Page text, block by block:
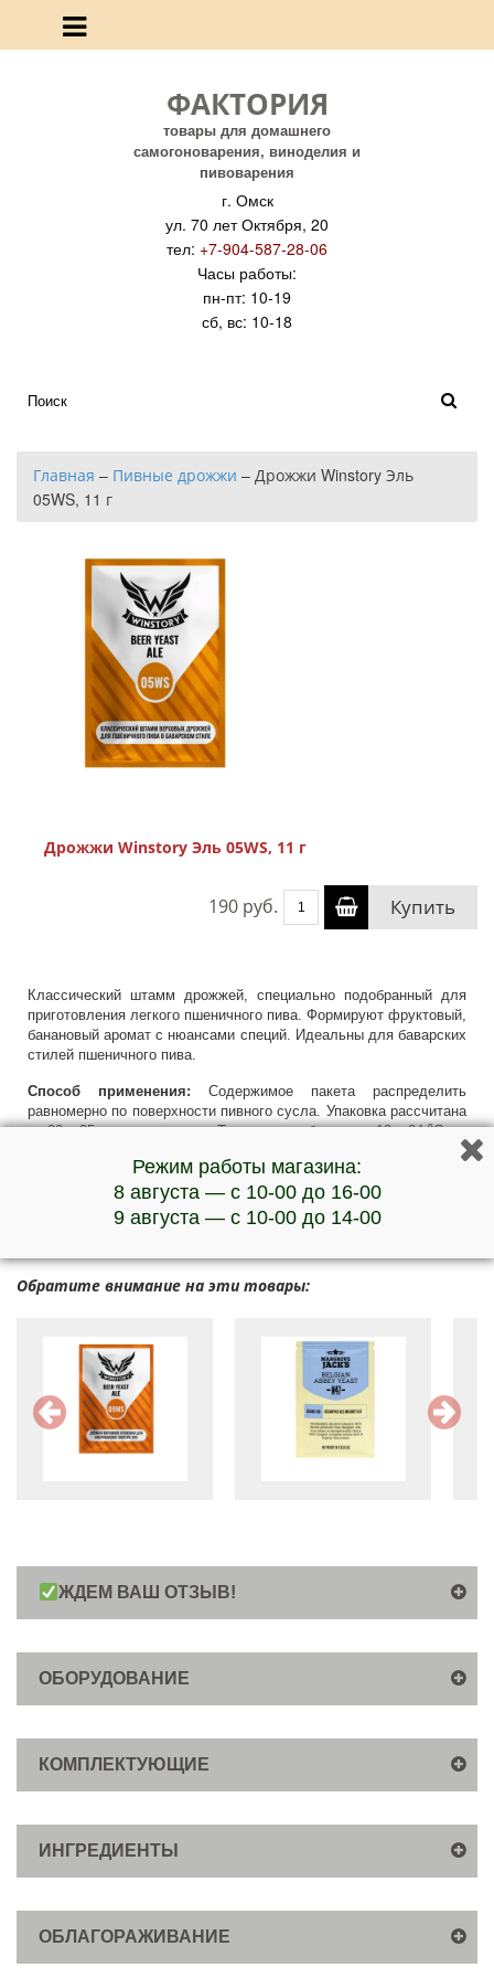
ФАКТОРИЯ
товары для домашнего
самогоноварения, виноделия и
пивоварения
г. Омск
ул. 70 лет Октября, 20
тел: +7-904-587-28-06
Часы работы:
пн-пт: 10-19
сб, вс: 10-18
Главная – Пивные дрожжи – Дрожжи Winstory Эль
05WS, 11 г
Дрожжи Winstory Эль 05WS, 11 г
190 руб. Купить
Классический штамм дрожжей, специально подобранный для
приготовления легкого пшеничного пива. Формируют фруктовый,
банановый аромат c нюансами специй. Идеальны для баварских
стилей пшеничного пива.
Способ применения: Содержимое пакета распределить
равномерно по поверхности пивного сусла. Упаковка рассчитана
на 20 – 25 л пивного сусла. Температура брожения 18 – 24 ⁰С.
***Наличие товара и актуальную стоимость уточняйте у
менеджеров по телефону
Обратите внимание на эти товары:
ЖДЕМ ВАШ ОТЗЫВ!
ОБОРУДОВАНИЕ
КОМПЛЕКТУЮЩИЕ
ИНГРЕДИЕНТЫ
ОБЛАГОРАЖИВАНИЕ
Режим работы магазина:
8 августа — с 10-00 до 16-00
9 августа — с 10-00 до 14-00